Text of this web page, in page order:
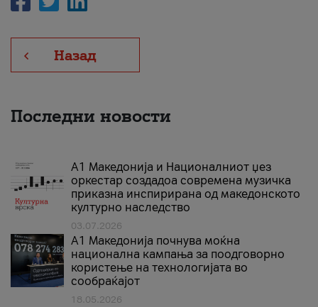
Назад
Последни новости
А1 Македонија и Националниот џез
оркестар создадоа современа музичка
приказна инспирирана од македонското
културно наследство
03.07.2026
A1 Македонија почнува моќна
национална кампања за поодговорно
користење на технологијата во
сообраќајот
18.05.2026